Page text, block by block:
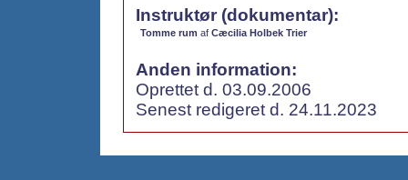
Instruktør (dokumentar):
Tomme rum af Cæcilia Holbek Trier
Anden information:
Oprettet d. 03.09.2006
Senest redigeret d. 24.11.2023